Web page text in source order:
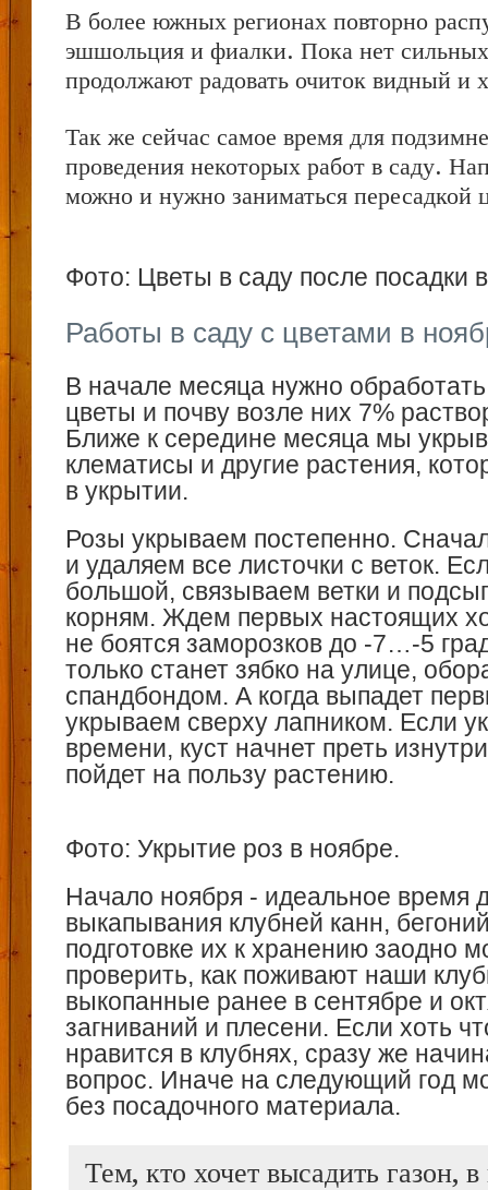
В более южных регионах повторно
эшшольция и фиалки. Пока нет сильных
продолжают радовать очиток видный и
Так же сейчас самое время для
проведения некоторых работ в саду.
можно и нужно заниматься пересадкой
Фото: Цветы в саду после посадки
Работы в саду с цветами в
В начале месяца нужно
цветы и почву возле них 7%
Ближе к середине месяца мы
клематисы и другие растения,
в укрытии.
Розы укрываем постепенно.
и удаляем все листочки с веток.
большой, связываем ветки и
корням. Ждем первых настоящих
не боятся заморозков до -7…-5
только станет зябко на улице,
спандбондом. А когда выпадет
укрываем сверху лапником. Если
времени, куст начнет преть
пойдет на пользу растению.
Фото: Укрытие роз в ноябре.
Начало ноября ‑ идеальное время
выкапывания клубней канн,
подготовке их к хранению заодно
проверить, как поживают наши
выкопанные ранее в сентябре и
загниваний и плесени. Если хоть
нравится в клубнях, сразу же
вопрос. Иначе на следующий год
без посадочного материала.
Тем, кто хочет высадить газон,